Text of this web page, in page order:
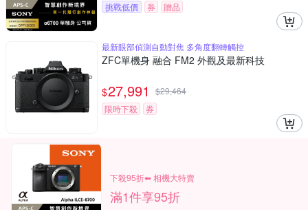
挑戰低價
券 贈品
最新眼部偵測自動對焦 多角度翻轉觸控
ZFC單機身 融合 FM2 外觀及最新科技
$27,991 $29,464
限時下殺
券
下殺95折⬅︎ 相機大特賣
滿1件享95折